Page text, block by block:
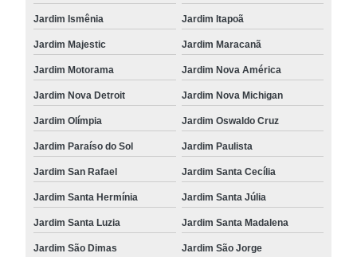
Jardim Ismênia Jardim Itapoã
Jardim Majestic Jardim Maracanã
Jardim Motorama Jardim Nova América
Jardim Nova Detroit Jardim Nova Michigan
Jardim Olímpia Jardim Oswaldo Cruz
Jardim Paraíso do Sol Jardim Paulista
Jardim San Rafael Jardim Santa Cecília
Jardim Santa Hermínia Jardim Santa Júlia
Jardim Santa Luzia Jardim Santa Madalena
Jardim São Dimas Jardim São Jorge